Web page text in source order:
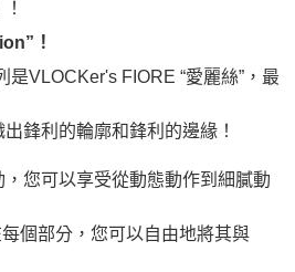
！
VLOCKer's FIORE “愛麗絲”，最
鋒利的輪廓和鋒利的邊緣！
您可以享受從動態動作到細膩動
個部分，您可以自由地將其與